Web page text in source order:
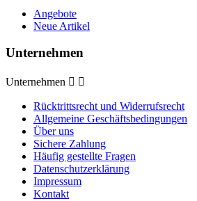
Angebote
Neue Artikel
Unternehmen
Unternehmen  
Rücktrittsrecht und Widerrufsrecht
Allgemeine Geschäftsbedingungen
Über uns
Sichere Zahlung
Häufig gestellte Fragen
Datenschutzerklärung
Impressum
Kontakt